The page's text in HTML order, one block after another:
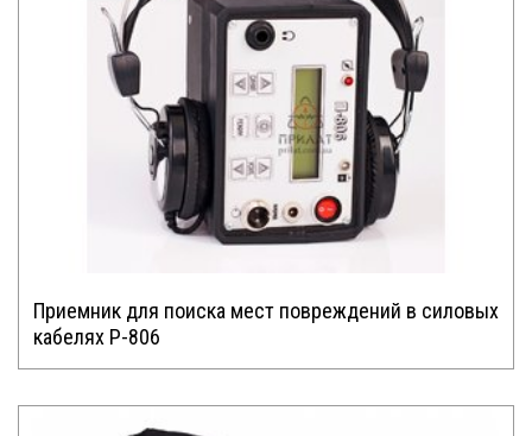
Приемник для поиска мест повреждений в силовых
кабелях P-806